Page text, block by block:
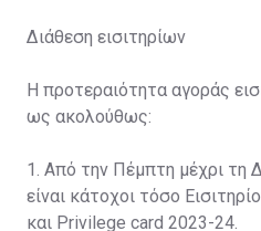
Διάθεση εισιτηρίων
Η προτεραιότητα αγοράς
ως ακολούθως:
1. Από την Πέμπτη μέχρι τη
είναι κάτοχοι τόσο
και Privilege card 2023-24.